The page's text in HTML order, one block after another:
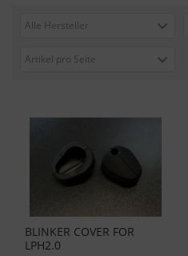
Alle Hersteller
Artikel pro Seite
BLINKER COVER FOR
LPH2.0